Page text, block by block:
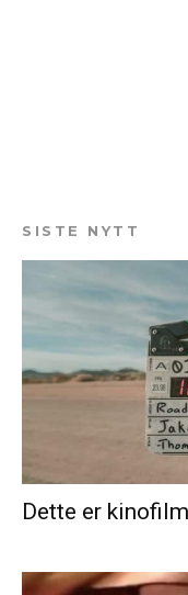
SISTE NYTT
Dette er